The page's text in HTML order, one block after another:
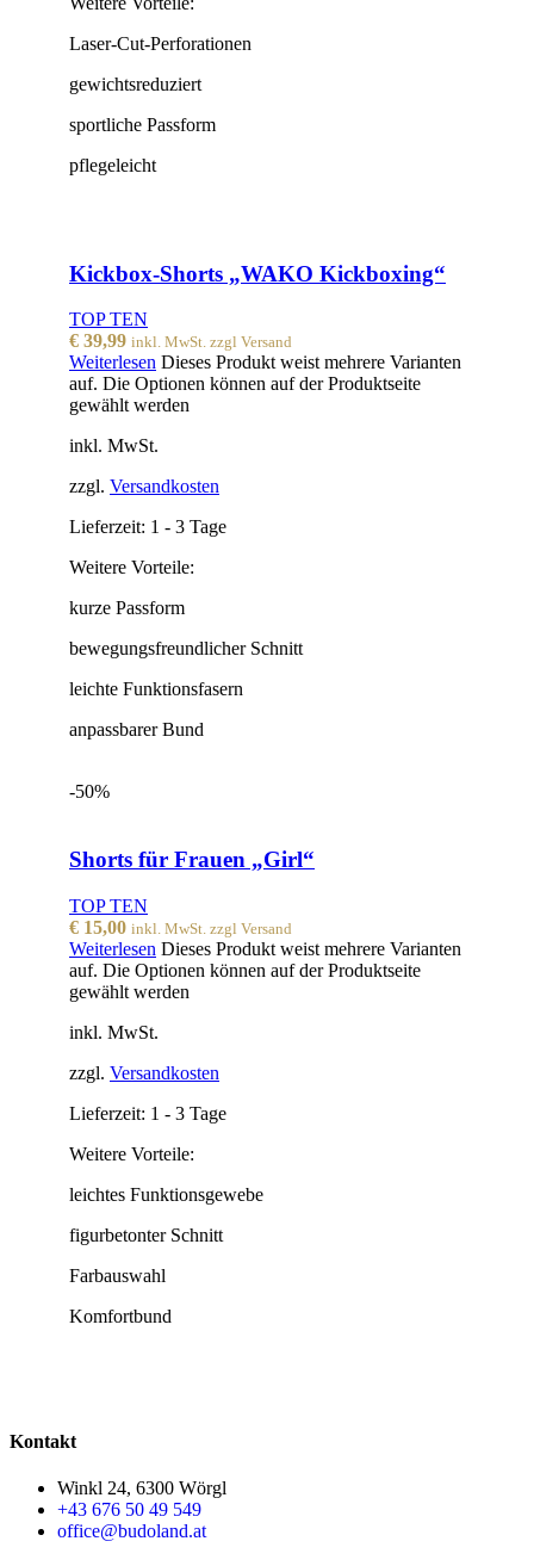
Laser-Cut-Perforationen
gewichtsreduziert
sportliche Passform
pflegeleicht
Kickbox-Shorts „WAKO Kickboxing“
TOP TEN
€ 39,99 inkl. MwSt. zzgl Versand
Weiterlesen Dieses Produkt weist mehrere Varianten
auf. Die Optionen können auf der Produktseite
gewählt werden
inkl. MwSt.
zzgl. Versandkosten
Lieferzeit: 1 - 3 Tage
Weitere Vorteile:
kurze Passform
bewegungsfreundlicher Schnitt
leichte Funktionsfasern
anpassbarer Bund
-50%
Shorts für Frauen „Girl“
TOP TEN
€ 15,00 inkl. MwSt. zzgl Versand
Weiterlesen Dieses Produkt weist mehrere Varianten
auf. Die Optionen können auf der Produktseite
gewählt werden
inkl. MwSt.
zzgl. Versandkosten
Lieferzeit: 1 - 3 Tage
Weitere Vorteile:
leichtes Funktionsgewebe
figurbetonter Schnitt
Farbauswahl
Komfortbund
Kontakt
Winkl 24, 6300 Wörgl
+43 676 50 49 549
office@budoland.at